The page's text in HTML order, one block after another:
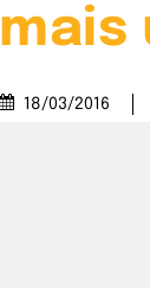
mais
18/03/2016